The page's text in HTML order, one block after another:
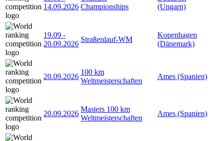
14.09.2026 Championships
(Ungarn)
19.09 -
20.09.2026
Straßenlauf-WM
Kopenhagen
(Dänemark)
20.09.2026
100 km
Weltmeisterschaften
Ames (Spanien)
20.09.2026
Masters 100 km
Weltmeisterschaften
Ames (Spanien)